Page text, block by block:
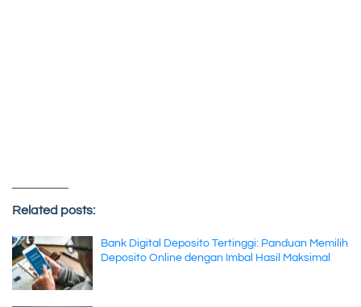
Related posts:
Bank Digital Deposito Tertinggi: Panduan Memilih
Deposito Online dengan Imbal Hasil Maksimal